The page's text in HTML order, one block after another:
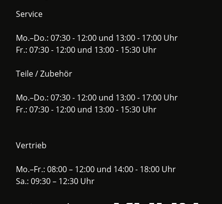
Service
Mo.–Do.: 07:30 - 12:00 und 13:00 - 17:00 Uhr
Fr.: 07:30 - 12:00 und 13:00 - 15:30 Uhr
Teile / Zubehör
Mo.–Do.: 07:30 - 12:00 und 13:00 - 17:00 Uhr
Fr.: 07:30 - 12:00 und 13:00 - 15:30 Uhr
Vertrieb
Mo.–Fr.: 08:00 – 12:00 und 14:00 - 18:00 Uhr
Sa.: 09:30 – 12:30 Uhr